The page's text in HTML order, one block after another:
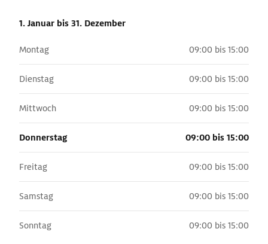
1. Januar bis 31. Dezember
Montag 09:00 bis 15:00
Dienstag 09:00 bis 15:00
Mittwoch 09:00 bis 15:00
Donnerstag 09:00 bis 15:00
Freitag 09:00 bis 15:00
Samstag 09:00 bis 15:00
Sonntag 09:00 bis 15:00